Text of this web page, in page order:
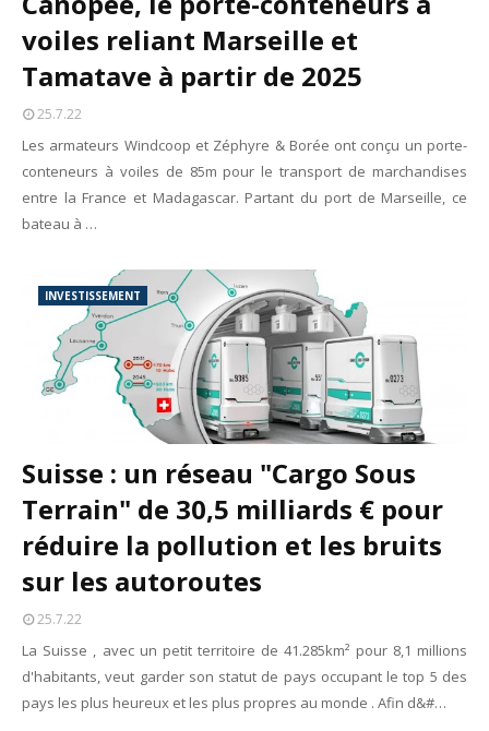
Tsirisoa Edition - May 13 2026
Art et médias sociaux : à l'ère de la "présence ciblée"
-May 09 2026
Tourisme : l'Afrique fait le pari du luxe et de la durabilité
Economie : quand le roi dollar grince
Unknown
Apr 26 2026
Industrie musicale : zoom sur la stratégie de Céline Dion
voiles reliant Marseille et
Tamatave à partir de 2025
25.7.22
Les armateurs Windcoop et Zéphyre & Borée ont conçu un porte-
conteneurs à voiles de 85m pour le transport de marchandises
entre la France et Madagascar. Partant du port de Marseille, ce
bateau à …
INVESTISSEMENT
Suisse : un réseau "Cargo Sous
Terrain" de 30,5 milliards € pour
réduire la pollution et les bruits
sur les autoroutes
25.7.22
La Suisse , avec un petit territoire de 41.285km² pour 8,1 millions
d'habitants, veut garder son statut de pays occupant le top 5 des
pays les plus heureux et les plus propres au monde . Afin d&#…